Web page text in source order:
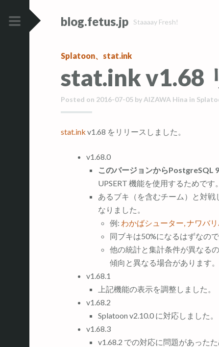
blog.fetus.jp Staaaay Fresh!
Splatoon、 stat.ink
stat.ink v1.68
Posted on 2016-07-05 by AIZAWA Hina in
stat.ink v1.68 をリリースしました。
v1.68.0
このバージョンからPostgreSQL
UPSERT 機能を使用するためです。
あるブキ（を含むチーム）と対
なりました。
例: わかばシューター, ナワバ
同ブキは50%になるはずなの
他の統計と集計条件が異なる
傾向と異なる場合があります。
v1.68.1
上記機能の表示を調整しました。
v1.68.2
Splatoon v2.10.0 に対応しました。
v1.68.3
v1.68.2 での対応に問題があったた